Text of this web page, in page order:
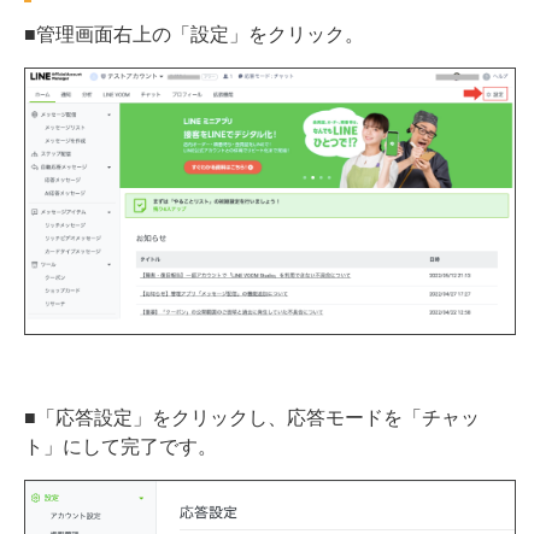
■管理画面右上の「設定」をクリック。
■「応答設定」をクリックし、応答モードを「チャッ
ト」にして完了です。